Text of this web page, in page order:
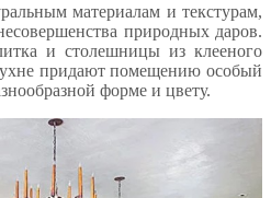
материалам и текстурам,
природных даров.
и столешницы из клееного
придают помещению особый
форме и цвету.